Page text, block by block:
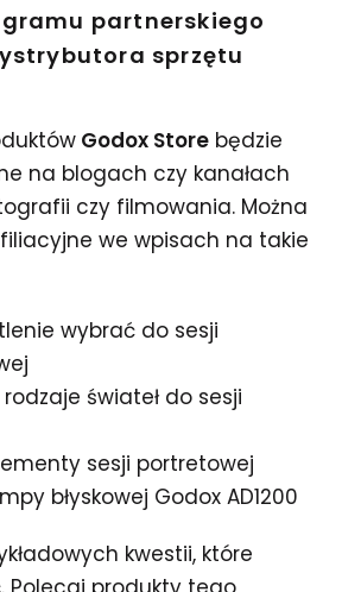
partnerskiego
sprzętu
Godox Store będzie
na blogach czy kanałach
czy filmowania. Można
we wpisach na takie
wybrać do sesji
świateł do sesji
sesji portretowej
błyskowej Godox AD1200
kwestii, które